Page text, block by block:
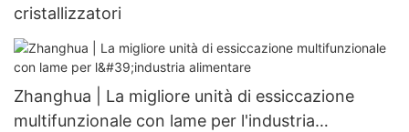
cristallizzatori
Zhanghua | La migliore unità di essiccazione
multifunzionale con lame per l'industria